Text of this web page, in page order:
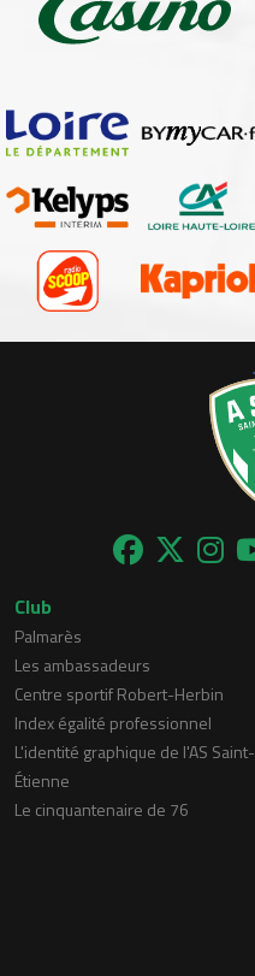
Club
Palmarès
Les ambassadeurs
Centre sportif Robert-Herbin
Index égalité professionnel
L'identité graphique de l'AS Saint-
Étienne
Le cinquantenaire de 76